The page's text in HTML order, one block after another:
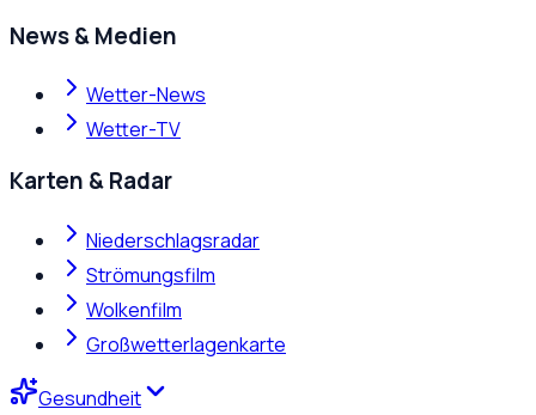
News & Medien
Wetter-News
Wetter-TV
Karten & Radar
Niederschlagsradar
Strömungsfilm
Wolkenfilm
Großwetterlagenkarte
Gesundheit